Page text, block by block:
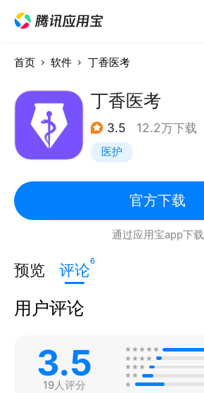
首页 软件 丁香医考
丁香医考
3.5 12.2万下载
医护
官方下载
通过应用宝app下载
预览 评论6
用户评论
3.5
19人评分